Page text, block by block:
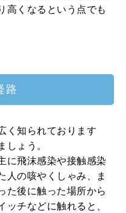
高くなるという点でも
路
く知られております
しょう。
に飛沫感染や接触感染
人の咳やくしゃみ、ま
た後に触った場所から
ッチなどに触れると、